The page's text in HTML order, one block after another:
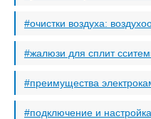
очистки воздуха:
жалюзи для сплит
преимущества
подключение и